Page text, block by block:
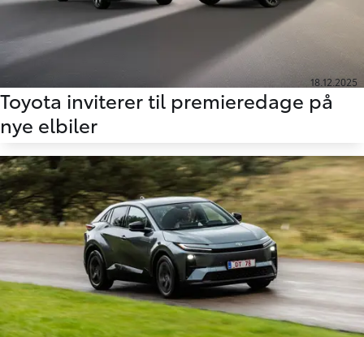
18.12.2025
Toyota inviterer til premieredage på
nye elbiler